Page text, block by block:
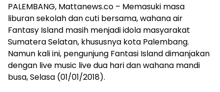
PALEMBANG, Mattanews.co – Memasuki masa
liburan sekolah dan cuti bersama, wahana air
Fantasy Island masih menjadi idola masyarakat
Sumatera Selatan, khususnya kota Palembang.
Namun kali ini, pengunjung Fantasi Island dimanjakan
dengan live music live dua hari dan wahana mandi
busa, Selasa (01/01/2018).